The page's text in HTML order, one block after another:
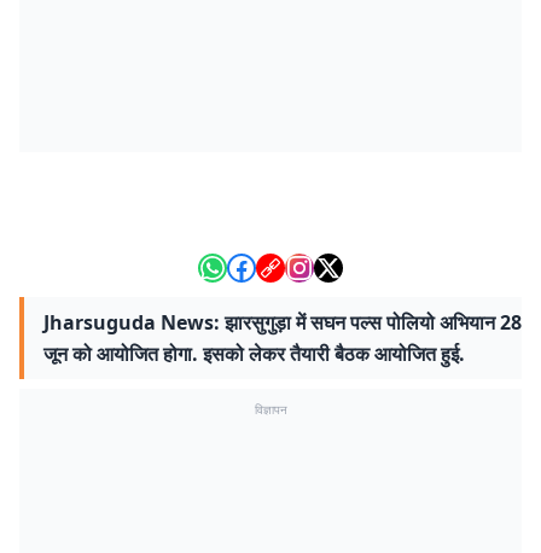
Jharsuguda News: झारसुगुड़ा में सघन पल्स पोलियो अभियान 28
जून को आयोजित होगा. इसको लेकर तैयारी बैठक आयोजित हुई.
विज्ञापन